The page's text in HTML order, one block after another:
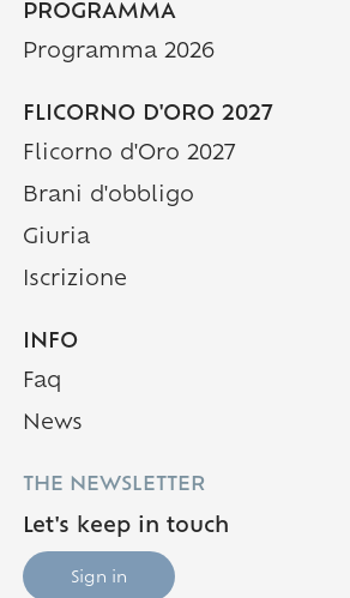
PROGRAMMA
Programma 2026
FLICORNO D'ORO 2027
Flicorno d'Oro 2027
Brani d'obbligo
Giuria
Iscrizione
INFO
Faq
News
THE NEWSLETTER
Let's keep in touch
Sign in